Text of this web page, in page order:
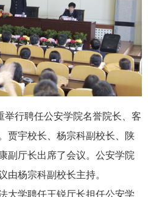
行聘任公安学院名誉院长、客
贾宇校长、杨宗科副校长、陕
副厅长出席了会议。公安学院
杨宗科副校长主持。
大学聘任王锐厅长担任公安学